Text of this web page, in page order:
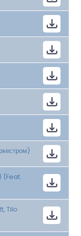
(Feat.
Tilo